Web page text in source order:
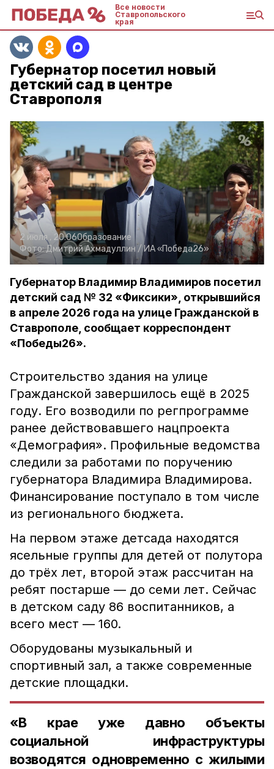
Все новости
Ставропольского
края
Губернатор посетил новый
детский сад в центре
Ставрополя
2 июля , 20:06Образование
Фото:Дмитрий Ахмадуллин / ИА «Победа26»
Губернатор Владимир Владимиров посетил
детский сад № 32 «Фиксики», открывшийся
в апреле 2026 года на улице Гражданской в
Ставрополе, сообщает корреспондент
«Победы26».
Строительство здания на улице
Гражданской завершилось ещё в 2025
году. Его возводили по регпрограмме
ранее действовавшего нацпроекта
«Демография». Профильные ведомства
следили за работами по поручению
губернатора Владимира Владимирова.
Финансирование поступало в том числе
из регионального бюджета.
На первом этаже детсада находятся
ясельные группы для детей от полутора
до трёх лет, второй этаж рассчитан на
ребят постарше — до семи лет. Сейчас
в детском саду 86 воспитанников, а
всего мест — 160.
Оборудованы музыкальный и
спортивный зал, а также современные
детские площадки.
«В крае уже давно объекты
социальной инфраструктуры
возводятся одновременно с жилыми